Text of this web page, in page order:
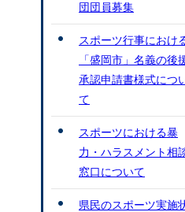
団団員募集
スポーツ行事におけ
「盛岡市」名義の後
承認申請書様式につ
て
スポーツにおける暴
力・ハラスメント相
窓口について
県民のスポーツ実施